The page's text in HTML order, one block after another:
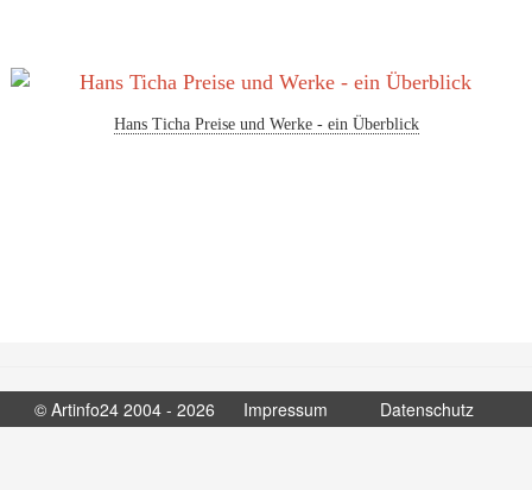
Hans Ticha Preise und Werke - ein Überblick
© Artinfo24 2004 - 2026 Impressum Datenschutz